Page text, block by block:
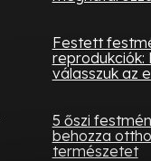
Festett
reprodukciók:
válasszuk az
5 őszi
behozza
természetet